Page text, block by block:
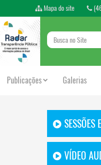
Mapa do site
Publicações Galerias
SESSÕES
VÍDEO